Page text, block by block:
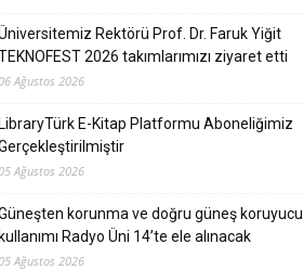
Rektörü Prof. Dr. Faruk Yiğit
2026 takımlarımızı ziyaret etti
06 Ağustos 2026
LibraryTürk E-Kitap Platformu Aboneliğimiz
05 Ağustos 2026
korunma ve doğru güneş koruyucu
kullanımı Radyo Üni 14’te ele alınacak
05 Ağustos 2026